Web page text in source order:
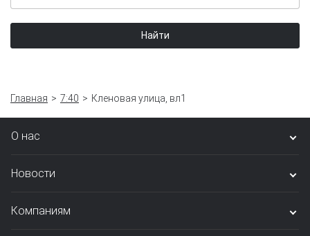
Найти
Главная 7:40 Кленовая улица, вл1
О нас
Новости
Компаниям